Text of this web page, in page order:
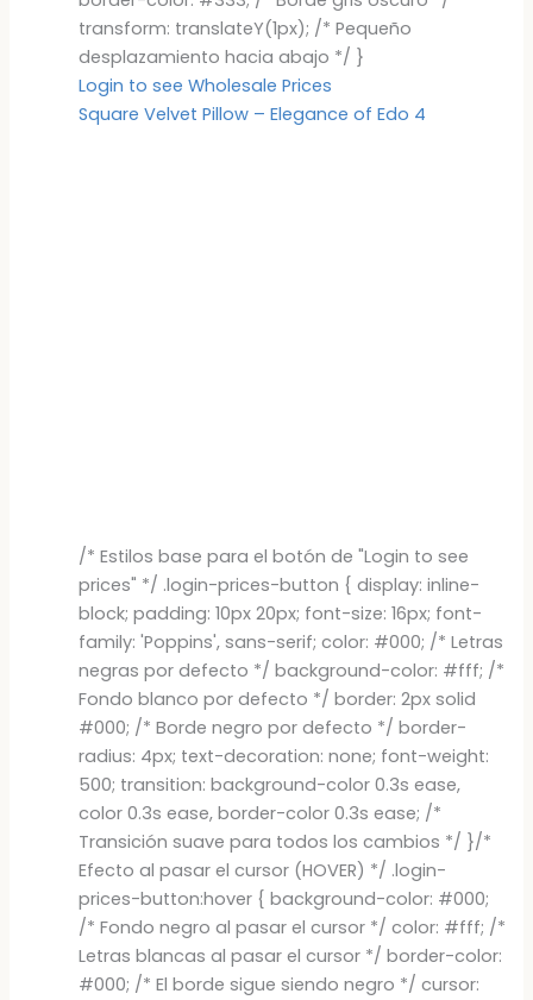
transform: translateY(1px); /* Pequeño
desplazamiento hacia abajo */ }
Login to see Wholesale Prices
Square Velvet Pillow – Elegance of Edo 4
/* Estilos base para el botón de "Login to see
prices" */ .login-prices-button { display: inline-
block; padding: 10px 20px; font-size: 16px; font-
family: 'Poppins', sans-serif; color: #000; /* Letras
negras por defecto */ background-color: #fff; /*
Fondo blanco por defecto */ border: 2px solid
#000; /* Borde negro por defecto */ border-
radius: 4px; text-decoration: none; font-weight:
500; transition: background-color 0.3s ease,
color 0.3s ease, border-color 0.3s ease; /*
Transición suave para todos los cambios */ }/*
Efecto al pasar el cursor (HOVER) */ .login-
prices-button:hover { background-color: #000;
/* Fondo negro al pasar el cursor */ color: #fff; /*
Letras blancas al pasar el cursor */ border-color:
#000; /* El borde sigue siendo negro */ cursor: